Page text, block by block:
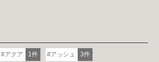
アクア 1件 アッシュ 3件